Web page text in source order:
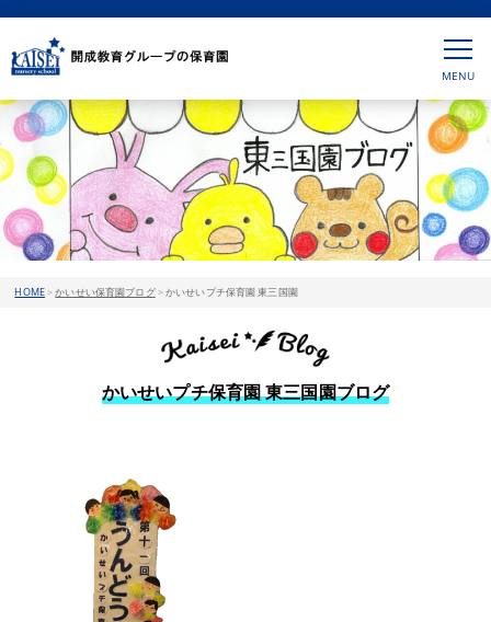
HOME>かいせい保育園ブログ>かいせいプチ保育園 東三国園
かいせいプチ保育園 東三国園ブログ